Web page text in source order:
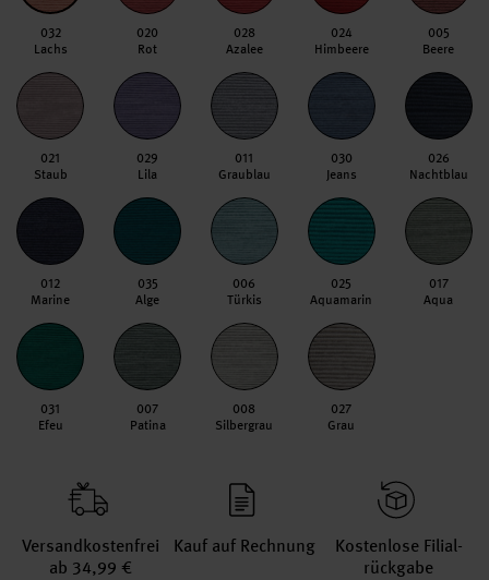
032
Lachs
020
Rot
028
Azalee
024
Himbeere
005
Beere
021
Staub
029
Lila
011
Graublau
030
Jeans
026
Nachtblau
012
Marine
035
Alge
006
Türkis
025
Aquamarin
017
Aqua
031
Efeu
007
Patina
008
Silbergrau
027
Grau
Versand­kosten­frei
ab 34,99 €
Kauf auf Rechnung
Kosten­lose Filial­
rückgabe